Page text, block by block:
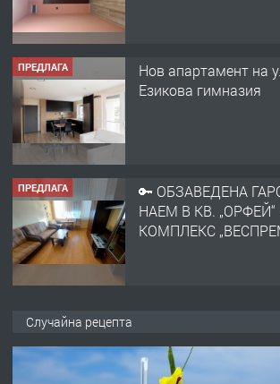
ПРЕДЛАГА
Нов апартамент на
Езикова гимназия
ПРЕДЛАГА
🔑 ОБЗАВЕДЕНА
НАЕМ В КВ.
КОМПЛЕКС
АПАРТАМЕНТ В
ХАСКОВО
Случайна рецепта